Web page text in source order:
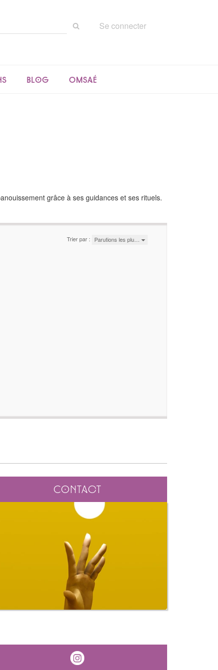
Se connecter
Blog Omsaé
grâce à ses guidances et ses rituels.
Trier par : Parutions les plu…
Contact